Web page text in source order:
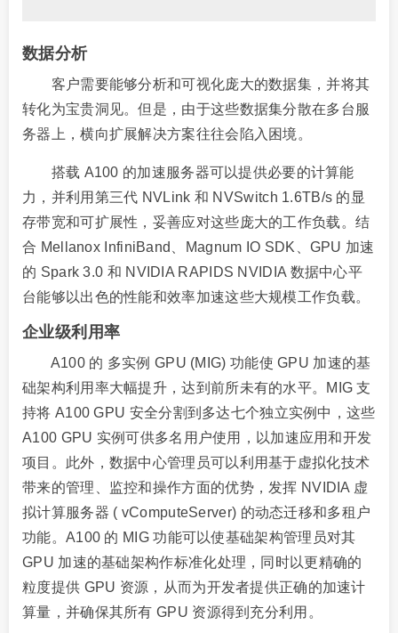
数据分析
客户需要能够分析和可视化庞大的数据集，并将其
转化为宝贵洞见。但是，由于这些数据集分散在多台服
务器上，横向扩展解决方案往往会陷入困境。
搭载 A100 的加速服务器可以提供必要的计算能
力，并利用第三代 NVLink 和 NVSwitch 1.6TB/s 的显
存带宽和可扩展性，妥善应对这些庞大的工作负载。结
合 Mellanox InfiniBand、Magnum IO SDK、GPU 加速
的 Spark 3.0 和 NVIDIA RAPIDS NVIDIA 数据中心平
台能够以出色的性能和效率加速这些大规模工作负载。
企业级利用率
A100 的 多实例 GPU (MIG) 功能使 GPU 加速的基
础架构利用率大幅提升，达到前所未有的水平。MIG 支
持将 A100 GPU 安全分割到多达七个独立实例中，这些
A100 GPU 实例可供多名用户使用，以加速应用和开发
项目。此外，数据中心管理员可以利用基于虚拟化技术
带来的管理、监控和操作方面的优势，发挥 NVIDIA 虚
拟计算服务器 ( vComputeServer) 的动态迁移和多租户
功能。A100 的 MIG 功能可以使基础架构管理员对其
GPU 加速的基础架构作标准化处理，同时以更精确的
粒度提供 GPU 资源，从而为开发者提供正确的加速计
算量，并确保其所有 GPU 资源得到充分利用。